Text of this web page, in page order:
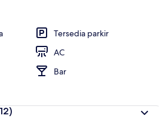
Tersedia parkir
AC
Bar